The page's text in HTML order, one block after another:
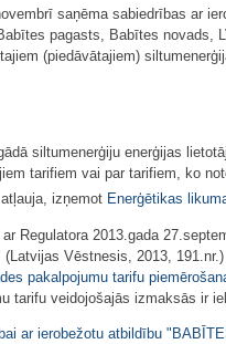
saņēma sabiedrības ar
pagasts, Babītes novads,
(piedāvātajiem)
siltumenerģiju enerģijas
tarifiem vai par tarifiem, ko
izņemot Enerģētikas
Regulatora 2013.gada
Vēstnesis, 2013,
pakalpojumu tarifu
tarifu veidojošajās izmaksās ir
ar ierobežotu atbildību